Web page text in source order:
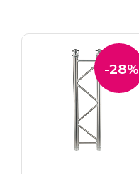
-28%